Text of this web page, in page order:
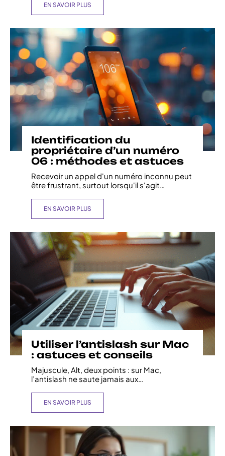
EN SAVOIR PLUS
Identification du
propriétaire d’un numéro
06 : méthodes et astuces
Recevoir un appel d'un numéro inconnu peut
être frustrant, surtout lorsqu'il s'agit…
EN SAVOIR PLUS
Utiliser l’antislash sur Mac
: astuces et conseils
Majuscule, Alt, deux points : sur Mac,
l’antislash ne saute jamais aux…
EN SAVOIR PLUS